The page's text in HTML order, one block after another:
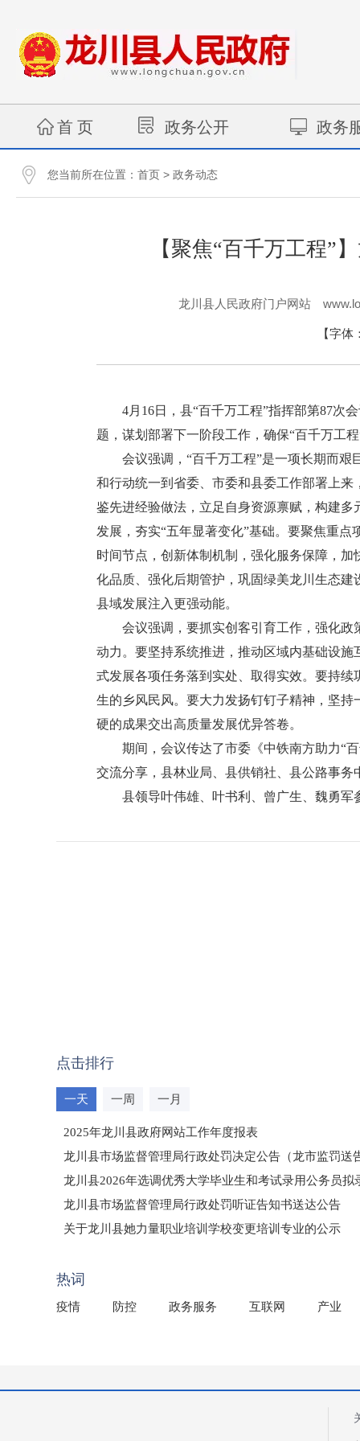
首 页 政务公开 政务
您当前所在位置： 首页 > 政务动态
【聚焦“百千万工程”
龙川县人民政府门户网站
【字体
4月16日，县“百千万工程”指挥部第87次
题，谋划部署下一阶段工作，确保“百千万工
会议强调， “百千万工程”是一项长期而
和行动统一到省委、市委和县委工作部署上
鉴先进经验做法，立足自身资源禀赋，构建
发展，夯实“五年显著变化”基础。要聚焦重
时间节点，创新体制机制，强化服务保障，
化品质、强化后期管护，巩固绿美龙川生态
县域发展注入更强动能。
会议强调， 要抓实创客引育工作，强化政
动力。要坚持系统推进，推动区域内基础设
式发展各项任务落到实处、取得实效。要持
生的乡风民风。要大力发扬钉钉子精神，坚
硬的成果交出高质量发展优异答卷。
期间，会议传达了市委《中铁南方助力“
交流分享，县林业局、县供销社、县公路事
县领导叶伟雄、叶书利、曾广生、魏勇军
点击排行
一天 一周 一月
2025年龙川县政府网站工作年度报表
龙川县市场监督管理局行政处罚决定公告（龙市监罚送
龙川县2026年选调优秀大学毕业生和考试录用公务员拟
龙川县市场监督管理局行政处罚听证告知书送达公告
（龙市监罚送告〔2026〕71号）
关于龙川县她力量职业培训学校变更培训专业的公示
热词
疫情 防控 政务服务 互联网 产业